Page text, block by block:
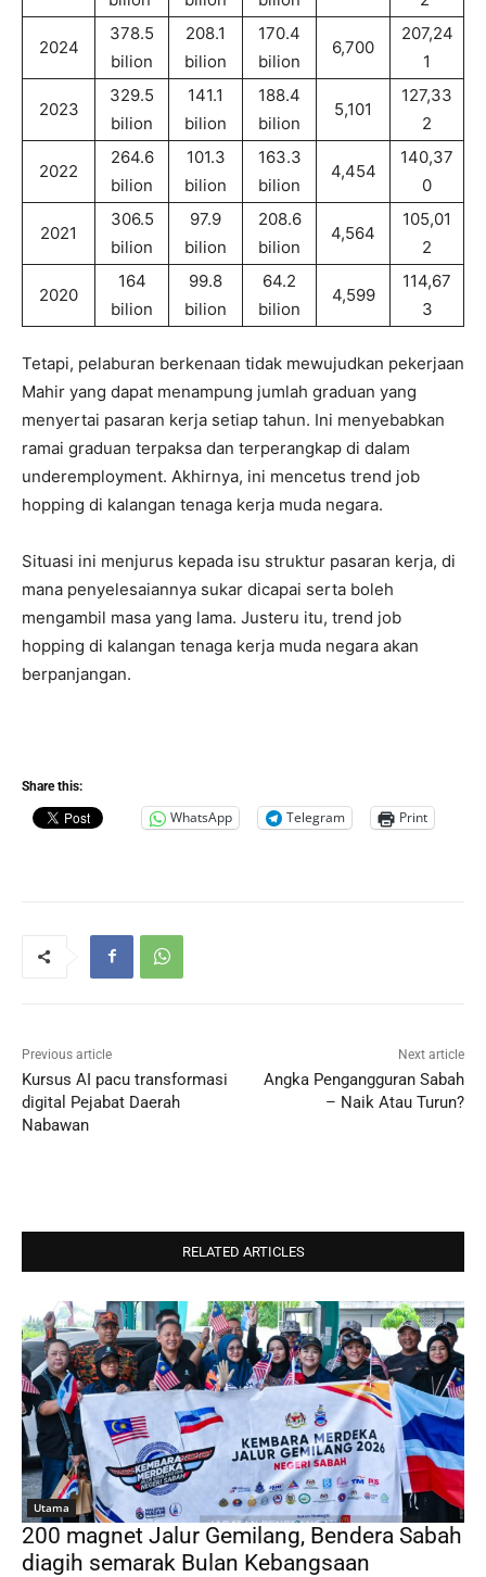
2024
378.5
bilion
208.1
bilion
170.4
bilion
6,700
207,24
1
2023
329.5
bilion
141.1
bilion
188.4
bilion
5,101
127,33
2
2022
264.6
bilion
101.3
bilion
163.3
bilion
4,454
140,37
0
2021
306.5
bilion
97.9
bilion
208.6
bilion
4,564
105,01
2
2020
164
bilion
99.8
bilion
64.2
bilion
4,599
114,67
3
Tetapi, pelaburan berkenaan tidak mewujudkan pekerjaan
Mahir yang dapat menampung jumlah graduan yang
menyertai pasaran kerja setiap tahun. Ini menyebabkan
ramai graduan terpaksa dan terperangkap di dalam
underemployment. Akhirnya, ini mencetus trend job
hopping di kalangan tenaga kerja muda negara.
Situasi ini menjurus kepada isu struktur pasaran kerja, di
mana penyelesaiannya sukar dicapai serta boleh
mengambil masa yang lama. Justeru itu, trend job
hopping di kalangan tenaga kerja muda negara akan
berpanjangan.
Share this:
WhatsApp Telegram Print
Previous article
Kursus AI pacu transformasi
digital Pejabat Daerah
Nabawan
Next article
Angka Pengangguran Sabah
– Naik Atau Turun?
RELATED ARTICLES
Utama
200 magnet Jalur Gemilang, Bendera Sabah
diagih semarak Bulan Kebangsaan